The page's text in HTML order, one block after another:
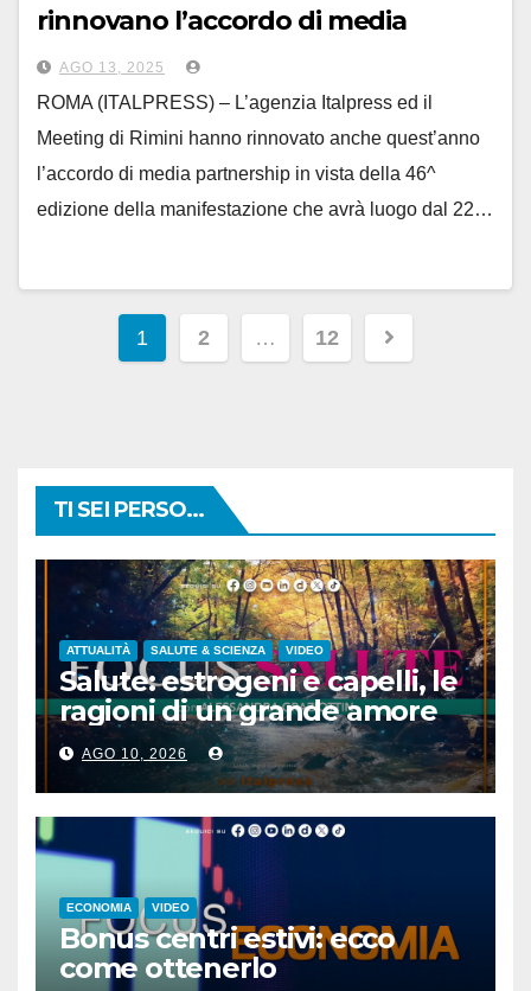
rinnovano l’accordo di media
partnership
AGO 13, 2025
ROMA (ITALPRESS) – L’agenzia Italpress ed il
Meeting di Rimini hanno rinnovato anche quest’anno
l’accordo di media partnership in vista della 46^
edizione della manifestazione che avrà luogo dal 22…
Paginazione
1 2 … 12
TI SEI PERSO...
ATTUALITÀ SALUTE & SCIENZA VIDEO
Salute: estrogeni e capelli, le
ragioni di un grande amore
AGO 10, 2026
ECONOMIA VIDEO
Bonus centri estivi: ecco
come ottenerlo